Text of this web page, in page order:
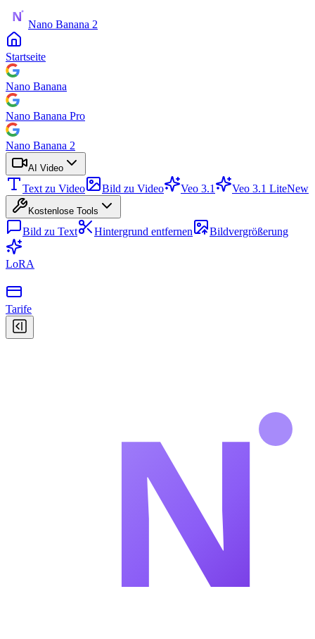
Nano Banana 2
Startseite
Nano Banana
Nano Banana Pro
Nano Banana 2
AI Video
Text zu Video Bild zu Video Veo 3.1 Veo 3.1 LiteNew
Kostenlose Tools
Bild zu Text Hintergrund entfernen Bildvergrößerung
LoRA
Tarife